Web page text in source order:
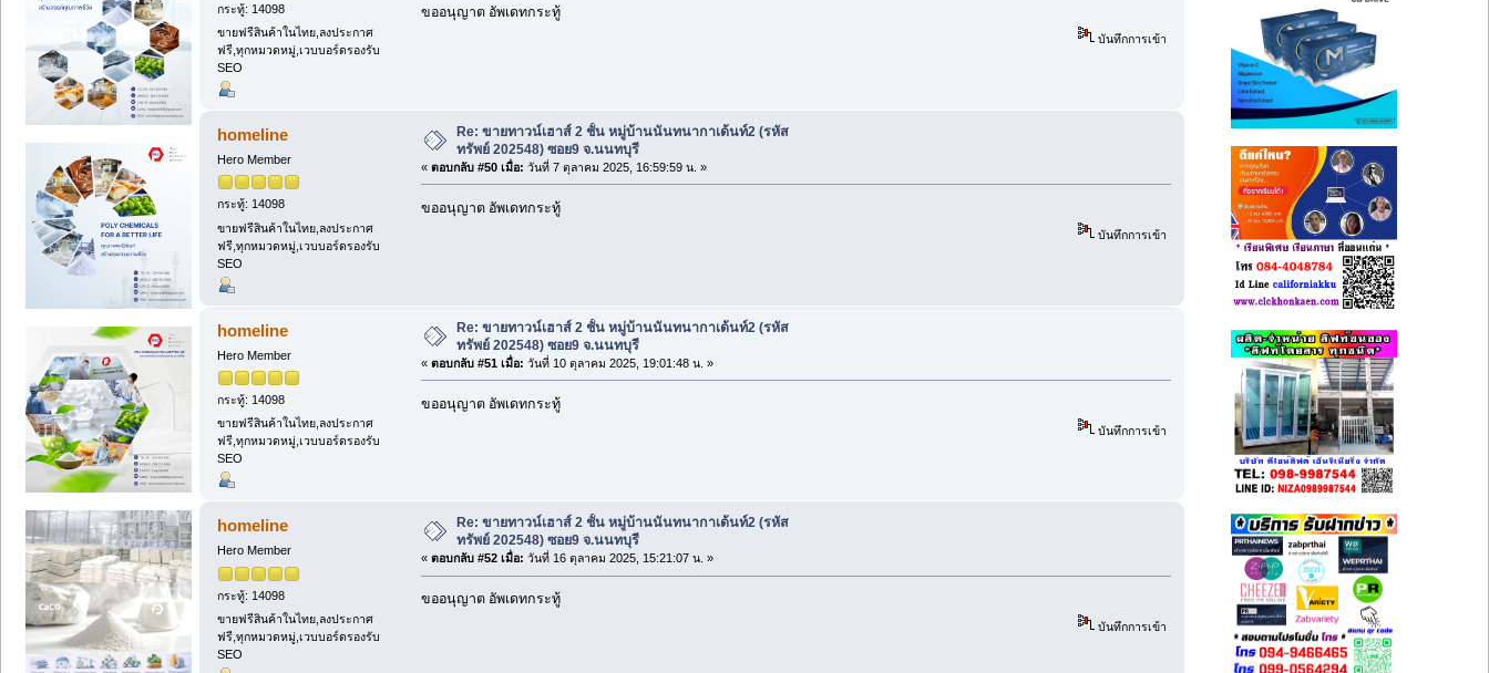
กระทู้: 14098
ขายฟรีสินค้าในไทย,ลงประกาศ
ฟรี,ทุกหมวดหมู่,เวบบอร์ดรองรับ
SEO
ขออนุญาต อัพเดทกระทู้
บันทึกการเข้า
homeline
Hero Member
กระทู้: 14098
ขายฟรีสินค้าในไทย,ลงประกาศ
ฟรี,ทุกหมวดหมู่,เวบบอร์ดรองรับ
SEO
Re: ขายทาวน์เฮาส์ 2 ชั้น หมู่บ้านนันทนากาเด้นท์2 (รหัส
ทรัพย์ 202548) ซอย9 จ.นนทบุรี
« ตอบกลับ #50 เมื่อ: วันที่ 7 ตุลาคม 2025, 16:59:59 น. »
ขออนุญาต อัพเดทกระทู้
บันทึกการเข้า
homeline
Hero Member
กระทู้: 14098
ขายฟรีสินค้าในไทย,ลงประกาศ
ฟรี,ทุกหมวดหมู่,เวบบอร์ดรองรับ
SEO
Re: ขายทาวน์เฮาส์ 2 ชั้น หมู่บ้านนันทนากาเด้นท์2 (รหัส
ทรัพย์ 202548) ซอย9 จ.นนทบุรี
« ตอบกลับ #51 เมื่อ: วันที่ 10 ตุลาคม 2025, 19:01:48 น. »
ขออนุญาต อัพเดทกระทู้
บันทึกการเข้า
homeline
Hero Member
กระทู้: 14098
ขายฟรีสินค้าในไทย,ลงประกาศ
ฟรี,ทุกหมวดหมู่,เวบบอร์ดรองรับ
SEO
Re: ขายทาวน์เฮาส์ 2 ชั้น หมู่บ้านนันทนากาเด้นท์2 (รหัส
ทรัพย์ 202548) ซอย9 จ.นนทบุรี
« ตอบกลับ #52 เมื่อ: วันที่ 16 ตุลาคม 2025, 15:21:07 น. »
ขออนุญาต อัพเดทกระทู้
บันทึกการเข้า